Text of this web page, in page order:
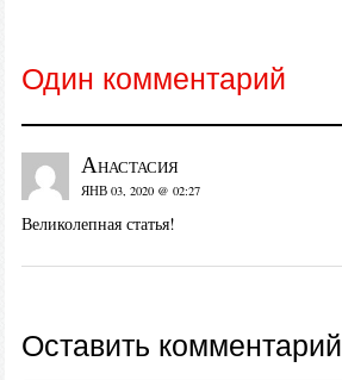
Один комментарий
Анастасия
ЯНВ 03, 2020 @ 02:27
Великолепная статья!
Оставить комментарий